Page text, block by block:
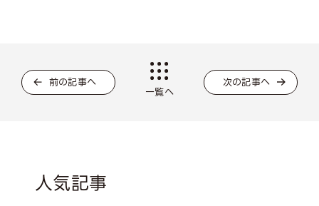
前の記事へ
一覧へ
次の記事へ
人気記事